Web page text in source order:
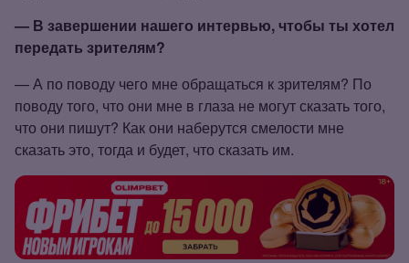
— В завершении нашего интервью, чтобы ты хотел
передать зрителям?
— А по поводу чего мне обращаться к зрителям? По
поводу того, что они мне в глаза не могут сказать того,
что они пишут? Как они наберутся смелости мне
сказать это, тогда и будет, что сказать им.